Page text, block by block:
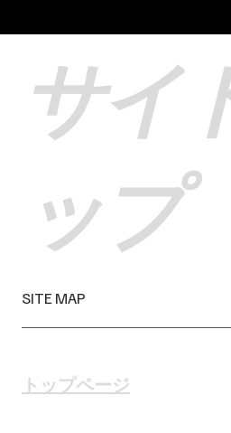
サイ
ップ
​SITE MAP
​トップページ